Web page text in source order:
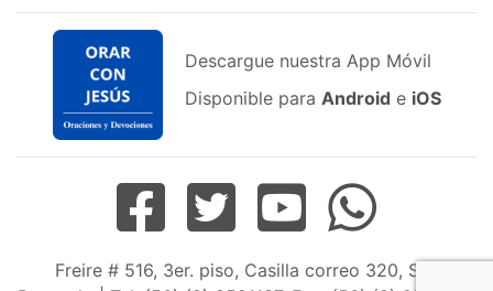
Descargue nuestra App Móvil
Disponible para Android e iOS
Freire # 516, 3er. piso, Casilla correo 320, San